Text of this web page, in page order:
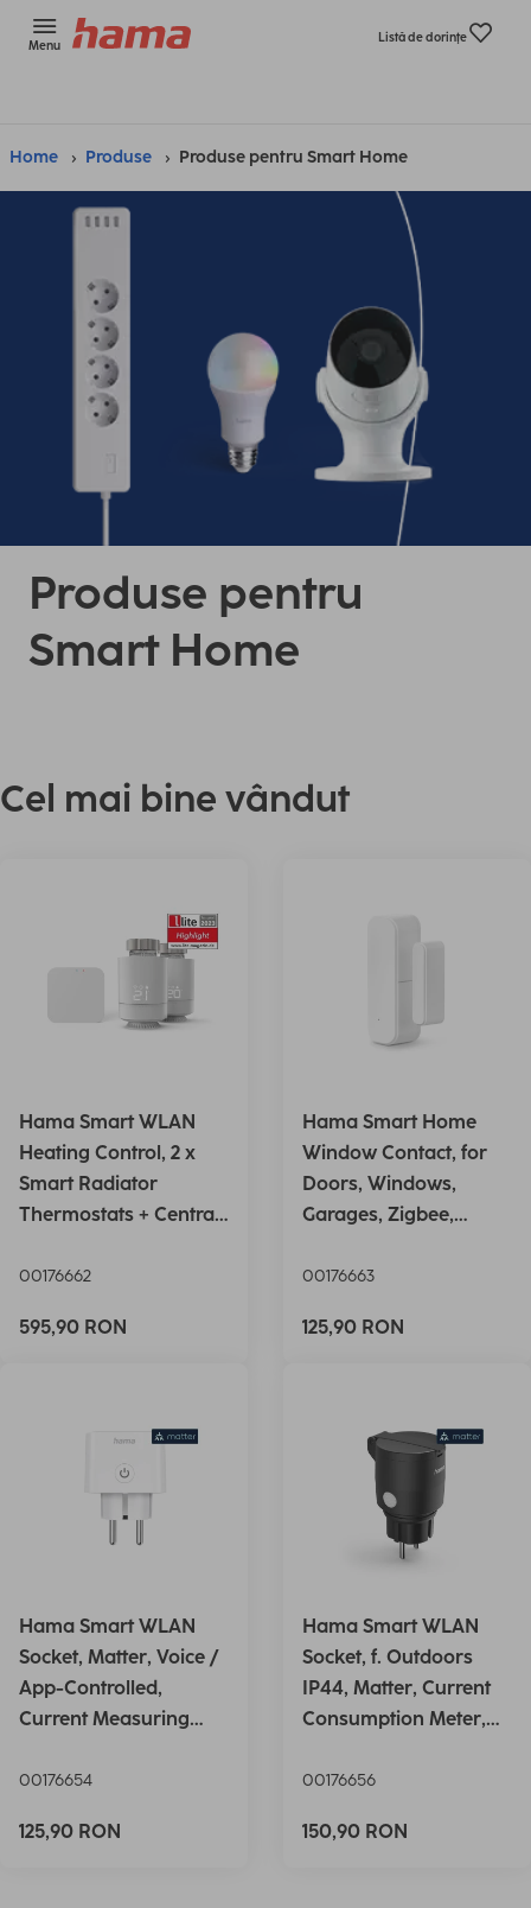
Menu
Listă de dorinţe
Home Produse Produse pentru Smart Home
Produse pentru
Smart Home
Cel mai bine vândut
Hama Smart WLAN
Heating Control, 2 x
Smart Radiator
Thermostats + Central
00176662
595,90 RON
Hama Smart Home
Window Contact, for
Doors, Windows,
Garages, Zigbee,
00176663
125,90 RON
Hama Smart WLAN
Socket, Matter, Voice /
App-Controlled,
Current Measuring
00176654
125,90 RON
Hama Smart WLAN
Socket, f. Outdoors
IP44, Matter, Current
Consumption Meter,
00176656
150,90 RON